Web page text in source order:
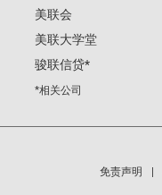
美联会
美联大学堂
骏联信贷*
*相关公司
免责声明